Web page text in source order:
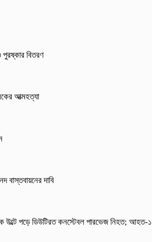
পুরষ্কার বিতরণ
আত্মহত্যা
বাস্তবায়নের দাবি
উল্টে পড়ে ডিউটিরত কনস্টেবল পারভেজ নিহত; আহত-১